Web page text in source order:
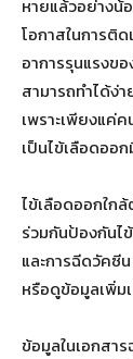
หายแล้วอย่างน้
โอกาสในการติ
อาการรุนแรงข
สามารถทำได้ง่
เพราะเพียงแค่
เป็นไข้เลือดออ
ไข้เลือดออกใก
ร่วมกันป้องกันไ
และการฉีดวัคซี
หรือดูข้อมูลเพิ่ม
ข้อมูลในเอกสา